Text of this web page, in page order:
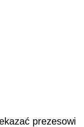
prezesowi